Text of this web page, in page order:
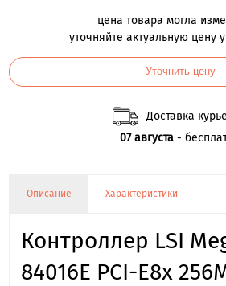
цена товара могла
уточняйте актуальную цену
Уточнить цену
Доставка
07 августа -
Описание Характеристики
Контроллер LSI
84016E PCI-E8x